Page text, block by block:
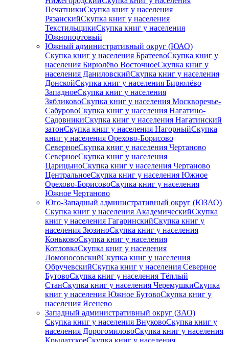
ПечатникиСкупка книг у населения
РязанскийСкупка книг у населения
ТекстильщикиСкупка книг у населения
Южнопортовый
Южный административный округ (ЮАО)
Скупка книг у населения БратеевоСкупка книг у
населения Бирюлёво ВосточноеСкупка книг у
населения ДаниловскийСкупка книг у населения
ДонскойСкупка книг у населения Бирюлёво
ЗападноеСкупка книг у населения
ЗябликовоСкупка книг у населения Москворечье-
СабуровоСкупка книг у населения Нагатино-
СадовникиСкупка книг у населения Нагатинский
затонСкупка книг у населения НагорныйСкупка
книг у населения Орехово-Борисово
СеверноеСкупка книг у населения Чертаново
СеверноеСкупка книг у населения
ЦарицыноСкупка книг у населения Чертаново
ЦентральноеСкупка книг у населения Южное
Орехово-БорисовоСкупка книг у населения
Южное Чертаново
Юго-Западный административный округ (ЮЗАО)
Скупка книг у населения АкадемическийСкупка
книг у населения ГагаринскийСкупка книг у
населения ЗюзиноСкупка книг у населения
КоньковоСкупка книг у населения
КотловкаСкупка книг у населения
ЛомоносовскийСкупка книг у населения
ОбручевскийСкупка книг у населения Северное
БутовоСкупка книг у населения Тёплый
СтанСкупка книг у населения ЧеремушкиСкупка
книг у населения Южное БутовоСкупка книг у
населения Ясенево
Западный административный округ (ЗАО)
Скупка книг у населения ВнуковоСкупка книг у
населения ДорогомиловоСкупка книг у населения
КрылатскоеСкупка книг у населения